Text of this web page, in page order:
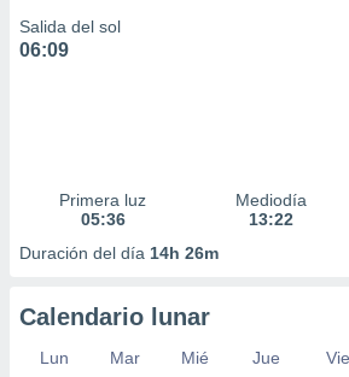
Salida del sol
06:09
Primera luz
05:36
Mediodía
13:22
Duración del día 14h 26m
Calendario lunar
Lun Mar Mié Jue Vie